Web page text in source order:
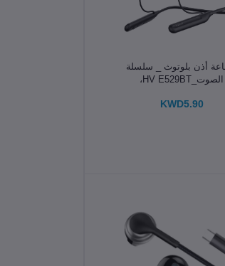
الإضافة إلى سلة التسوقسماعة أذن بلوتوث _ سلسلة
الصوت_HV E529BT،
KWD5.90